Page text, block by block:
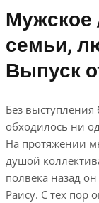
Мужское
семьи,
Выпуск
Без выступления
обходилось ни
На протяжении
душой
полвека назад
Раису. С тех пор